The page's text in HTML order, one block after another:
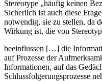
Stereotype „häufig keinen
Sicherlich ist auch diese
notwendig, sie zu stellen, da
Wirkung ist, die von
beeinflussen […] die
auf Prozesse der
Informationen, auf das
Schlussfolgerungsprozesse